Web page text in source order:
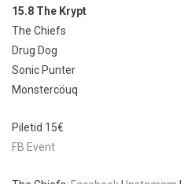
15.8 The Krypt
The Chiefs
Drug Dog
Sonic Punter
Monstercöuq
Piletid 15€
FB Event